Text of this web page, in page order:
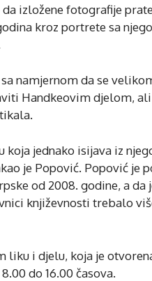
izložene fotografije
kroz portrete sa
namjernom da se
Handkeovim djelom,
koja jednako isijava iz
je Popović. Popović je
od 2008. godine, a da
književnosti trebalo
liku i djelu, koja je
do 16.00 časova.